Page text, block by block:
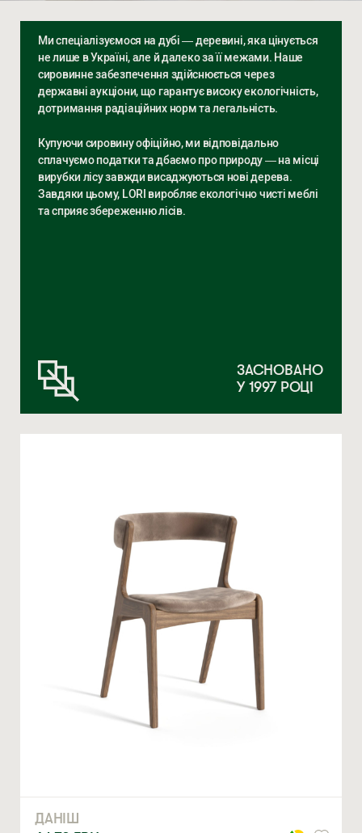
Ми спеціалізуємося на дубі — деревині, яка цінується
не лише в Україні, але й далеко за її межами. Наше
сировинне забезпечення здійснюється через
державні аукціони, що гарантує високу екологічність,
дотримання радіаційних норм та легальність.
Купуючи сировину офіційно, ми відповідально
сплачуємо податки та дбаємо про природу — на місці
вирубки лісу завжди висаджуються нові дерева.
Завдяки цьому, LORI виробляє екологічно чисті меблі
та сприяє збереженню лісів.
ЗАСНОВАНО
У 1997 РОЦІ
ДАНІШ
Ми відкриті для співпраці з компаніями, які займаються
облаштуванням житлової та комерційної нерухомості
НОМЕР ТЕЛЕФОНУ *